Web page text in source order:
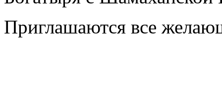
Приглашаются все